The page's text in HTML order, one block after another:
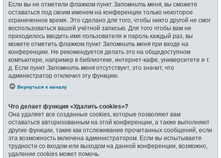
Если вы не отметили флажком пункт Запомнить меня , вы сможете
оставаться под своим именем на конференции только некоторое
ограниченное время. Это сделано для того, чтобы никто другой не смог
воспользоваться вашей учётной записью. Для того чтобы вам не
приходилось вводить имя пользователя и пароль каждый раз, вы
можете отметить флажком пункт Запомнить меня при входе на
конференцию. Не рекомендуется делать это на общедоступном
компьютере, например в библиотеке, интернет-кафе, университете и т.
д. Если пункт Запомнить меня отсутствует, это значит, что
администратор отключил эту функцию.
Вернуться к началу
Что делает функция «Удалить cookies»?
Она удаляет все созданные cookies, которые позволяют вам
оставаться авторизованным на этой конференции, а также выполняют
другие функции, такие как отслеживание прочитанных сообщений, если
эта возможность включена администратором. Если вы испытываете
трудности со входом или выходом на данной конференции, возможно,
удаление cookies может помочь.